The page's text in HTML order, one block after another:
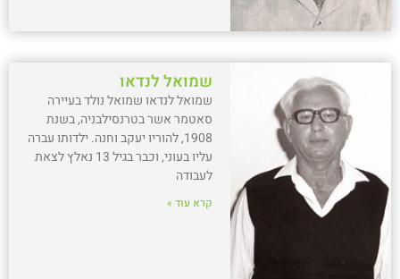
שמואל לנדאו
שמואל לנדאו שמואל נולד בעיירה
סאטמר אשר בטרנסילבניה, בשנת
1908, להוריו יעקב וחנה. ילדותו עברה
עליו בעוני, וכבר בגיל 13 נאלץ לצאת
לעבודה
קרא עוד »